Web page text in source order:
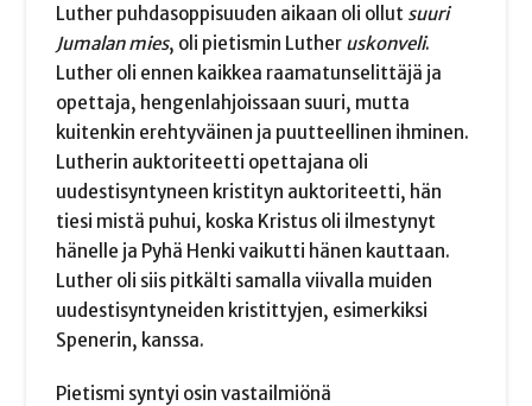
Luther puhdasoppisuuden aikaan oli ollut suuri
Jumalan mies, oli pietismin Luther uskonveli.
Luther oli ennen kaikkea raamatunselittäjä ja
opettaja, hengenlahjoissaan suuri, mutta
kuitenkin erehtyväinen ja puutteellinen ihminen.
Lutherin auktoriteetti opettajana oli
uudestisyntyneen kristityn auktoriteetti, hän
tiesi mistä puhui, koska Kristus oli ilmestynyt
hänelle ja Pyhä Henki vaikutti hänen kauttaan.
Luther oli siis pitkälti samalla viivalla muiden
uudestisyntyneiden kristittyjen, esimerkiksi
Spenerin, kanssa.
Pietismi syntyi osin vastailmiönä